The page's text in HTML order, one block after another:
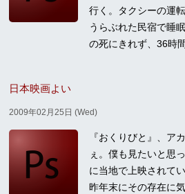
行く。タクシーの運
うらぶれた民宿で睡
の死にきれず、36時
日本映画よい
2009年02月25日 (Wed)
『おくりびと』、ア
ぇ。僕も見たいと思
に当地で上映されて
昨年末にその存在に